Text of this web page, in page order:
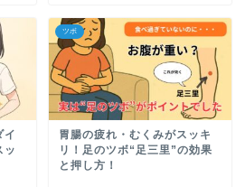
イ
ッ
ツボ
胃腸の疲れ・むくみがスッキ
リ！足のツボ“足三里”の効果
と押し方！